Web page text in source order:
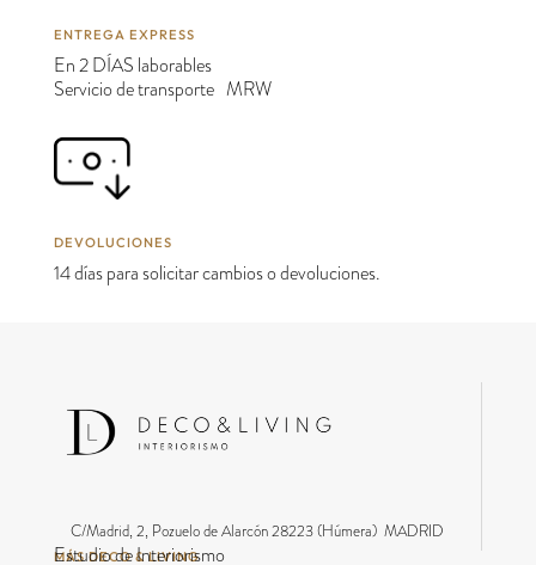
ENTREGA EXPRESS
En 2 DÍAS laborables
Servicio de transporte MRW
DEVOLUCIONES
14 días para solicitar cambios o devoluciones.
C/Madrid, 2, Pozuelo de Alarcón 28223 (Húmera) MADRID
MÁS DECO & LIVING
Estudio de Interiorismo